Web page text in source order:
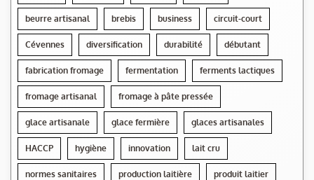
beurre artisanal brebis business circuit-court
Cévennes diversification durabilité débutant
fabrication fromage fermentation ferments lactiques
fromage artisanal fromage à pâte pressée
glace artisanale glace fermière glaces artisanales
HACCP hygiène innovation lait cru
normes sanitaires production laitière produit laitier